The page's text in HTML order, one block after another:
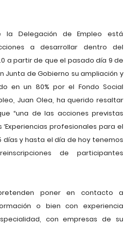
la Delegación de Empleo está
a desarrollar dentro del
a partir de que el pasado día 9 de
Junta de Gobierno su ampliación y
en un 80% por el Fondo Social
Juan Olea, ha querido resaltar
“una de las acciones previstas
profesionales para el
días y hasta el día de hoy tenemos
de participantes
poner en contacto a
o bien con experiencia
con empresas de su